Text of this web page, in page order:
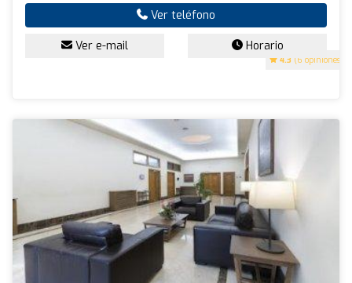
4.3 (6 opiniones)
Ver teléfono
Ver e-mail Horario